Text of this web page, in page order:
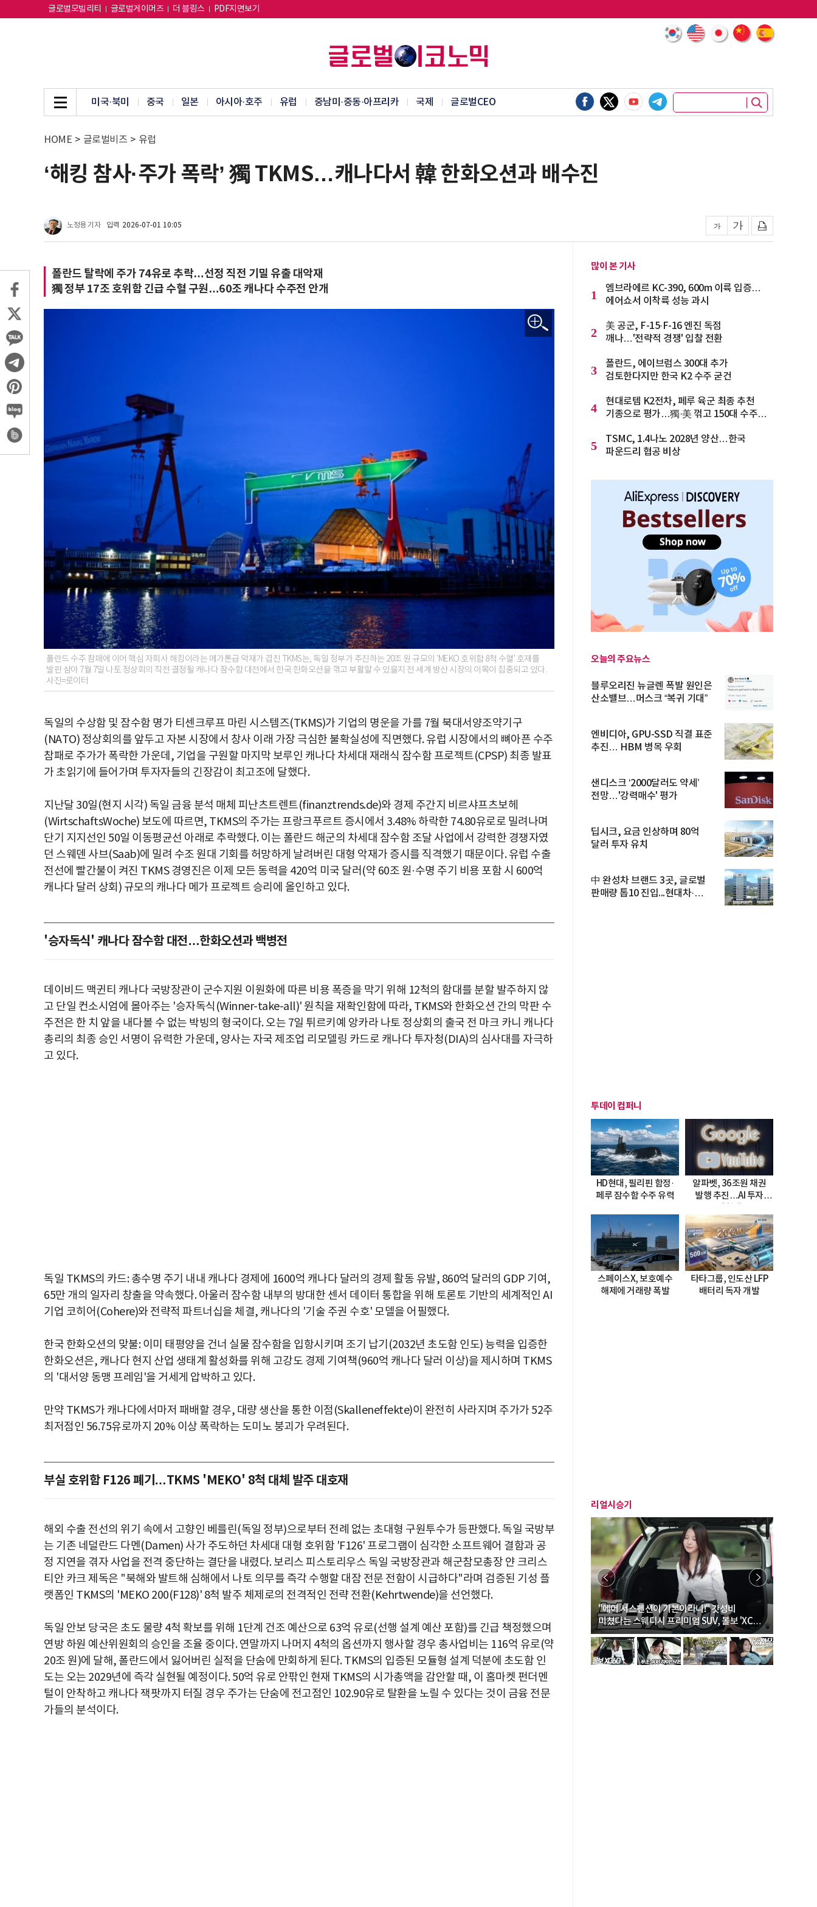
글로벌모빌리티 글로벌게이머즈 더 블링스 PDF지면보기
미국·북미 중국 일본 아시아·호주 유럽 중남미·중동·아프리카 국제 글로벌CEO
HOME > 글로벌비즈 > 유럽
‘해킹 참사·주가 폭락’ 獨 TKMS…캐나다서 韓 한화오션과 배수진
노정용 기자 입력 2026-07-01 10:05
폴란드 탈락에 주가 74유로 추락…선정 직전 기밀 유출 대악재
獨 정부 17조 호위함 긴급 수혈 구원…60조 캐나다 수주전 안개
폴란드 수주 참패에 이어 핵심 자회사 해킹이라는 메가톤급 악재가 겹친 TKMS는, 독일 정부가 추진하는 20조 원 규모의 'MEKO 호위함 8척 수혈' 호재를
발판 삼아 7월 7일 나토 정상회의 직전 결정될 캐나다 잠수함 대전에서 한국 한화오션을 꺾고 부활할 수 있을지 전 세계 방산 시장의 이목이 집중되고 있다.
사진=로이터
독일의 수상함 및 잠수함 명가 티센크루프 마린 시스템즈(TKMS)가 기업의 명운을 가를 7월 북대서양조약기구
(NATO) 정상회의를 앞두고 자본 시장에서 창사 이래 가장 극심한 불확실성에 직면했다. 유럽 시장에서의 뼈아픈 수주
참패로 주가가 폭락한 가운데, 기업을 구원할 마지막 보루인 캐나다 차세대 재래식 잠수함 프로젝트(CPSP) 최종 발표
가 초읽기에 들어가며 투자자들의 긴장감이 최고조에 달했다.
지난달 30일(현지 시각) 독일 금융 분석 매체 피난츠트렌트(finanztrends.de)와 경제 주간지 비르샤프츠보헤
(WirtschaftsWoche) 보도에 따르면, TKMS의 주가는 프랑크푸르트 증시에서 3.48% 하락한 74.80유로로 밀려나며
단기 지지선인 50일 이동평균선 아래로 추락했다. 이는 폴란드 해군의 차세대 잠수함 조달 사업에서 강력한 경쟁자였
던 스웨덴 사브(Saab)에 밀려 수조 원대 기회를 허망하게 날려버린 대형 악재가 증시를 직격했기 때문이다. 유럽 수출
전선에 빨간불이 켜진 TKMS 경영진은 이제 모든 동력을 420억 미국 달러(약 60조 원·수명 주기 비용 포함 시 600억
캐나다 달러 상회) 규모의 캐나다 메가 프로젝트 승리에 올인하고 있다.
'승자독식' 캐나다 잠수함 대전…한화오션과 백병전
데이비드 맥귄티 캐나다 국방장관이 군수지원 이원화에 따른 비용 폭증을 막기 위해 12척의 함대를 분할 발주하지 않
고 단일 컨소시엄에 몰아주는 '승자독식(Winner-take-all)' 원칙을 재확인함에 따라, TKMS와 한화오션 간의 막판 수
주전은 한 치 앞을 내다볼 수 없는 박빙의 형국이다. 오는 7일 튀르키예 앙카라 나토 정상회의 출국 전 마크 카니 캐나다
총리의 최종 승인 서명이 유력한 가운데, 양사는 자국 제조업 리모델링 카드로 캐나다 투자청(DIA)의 심사대를 자극하
고 있다.
독일 TKMS의 카드: 총수명 주기 내내 캐나다 경제에 1600억 캐나다 달러의 경제 활동 유발, 860억 달러의 GDP 기여,
65만 개의 일자리 창출을 약속했다. 아울러 잠수함 내부의 방대한 센서 데이터 통합을 위해 토론토 기반의 세계적인 AI
기업 코히어(Cohere)와 전략적 파트너십을 체결, 캐나다의 '기술 주권 수호' 모델을 어필했다.
한국 한화오션의 맞불: 이미 태평양을 건너 실물 잠수함을 입항시키며 조기 납기(2032년 초도함 인도) 능력을 입증한
한화오션은, 캐나다 현지 산업 생태계 활성화를 위해 고강도 경제 기여책(960억 캐나다 달러 이상)을 제시하며 TKMS
의 '대서양 동맹 프레임'을 거세게 압박하고 있다.
만약 TKMS가 캐나다에서마저 패배할 경우, 대량 생산을 통한 이점(Skalleneffekte)이 완전히 사라지며 주가가 52주
최저점인 56.75유로까지 20% 이상 폭락하는 도미노 붕괴가 우려된다.
부실 호위함 F126 폐기…TKMS 'MEKO' 8척 대체 발주 대호재
해외 수출 전선의 위기 속에서 고향인 베를린(독일 정부)으로부터 전례 없는 초대형 구원투수가 등판했다. 독일 국방부
는 기존 네덜란드 다멘(Damen) 사가 주도하던 차세대 대형 호위함 'F126' 프로그램이 심각한 소프트웨어 결함과 공
정 지연을 겪자 사업을 전격 중단하는 결단을 내렸다. 보리스 피스토리우스 독일 국방장관과 해군참모총장 얀 크리스
티안 카크 제독은 "북해와 발트해 심해에서 나토 의무를 즉각 수행할 대잠 전문 전함이 시급하다"라며 검증된 기성 플
랫폼인 TKMS의 'MEKO 200(F128)' 8척 발주 체제로의 전격적인 전략 전환(Kehrtwende)을 선언했다.
독일 안보 당국은 초도 물량 4척 확보를 위해 1단계 건조 예산으로 63억 유로(선행 설계 예산 포함)를 긴급 책정했으며
연방 하원 예산위원회의 승인을 조율 중이다. 연말까지 나머지 4척의 옵션까지 행사할 경우 총사업비는 116억 유로(약
20조 원)에 달해, 폴란드에서 잃어버린 실적을 단숨에 만회하게 된다. TKMS의 입증된 모듈형 설계 덕분에 초도함 인
도는 오는 2029년에 즉각 실현될 예정이다. 50억 유로 안팎인 현재 TKMS의 시가총액을 감안할 때, 이 홈마켓 펀더멘
털이 안착하고 캐나다 잭팟까지 터질 경우 주가는 단숨에 전고점인 102.90유로 탈환을 노릴 수 있다는 것이 금융 전문
가들의 분석이다.
많이 본 기사
1
엠브라에르 KC-390, 600m 이륙 입증…
에어쇼서 이착륙 성능 과시
2
美 공군, F-15·F-16 엔진 독점
깨나…'전략적 경쟁' 입찰 전환
3
폴란드, 에이브럼스 300대 추가
검토한다지만 한국 K2 수주 굳건
4
현대로템 K2전차, 페루 육군 최종 추천
기종으로 평가…獨·美 꺾고 150대 수주
5
TSMC, 1.4나노 2028년 양산…한국
파운드리 협공 비상
오늘의 주요뉴스
블루오리진 뉴글렌 폭발 원인은
산소밸브…머스크 “복귀 기대”
엔비디아, GPU-SSD 직결 표준
추진… HBM 병목 우회
샌디스크 ‘2000달러도 약세’
전망…'강력매수' 평가
딥시크, 요금 인상하며 80억
달러 투자 유치
中 완성차 브랜드 3곳, 글로벌
판매량 톱10 진입...현대차·
투데이 컴퍼니
HD현대, 필리핀 함정·
페루 잠수함 수주 유력
알파벳, 36조원 채권
발행 추진…AI 투자
스페이스X, 보호예수
해제에 거래량 폭발
타타그룹, 인도산 LFP
배터리 독자 개발
리얼시승기
초보자도 반할 반전 매력”
"에어 서스펜션이 기본이라니!" 갓성비
미쳤다는 스웨디시 프리미엄 SUV, 볼보 'XC60
B5 울트라'